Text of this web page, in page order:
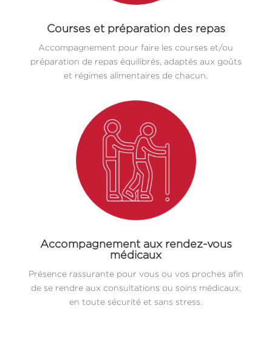
Courses et préparation des repas
Accompagnement pour faire les courses et/ou
préparation de repas équilibrés, adaptés aux goûts
et régimes alimentaires de chacun.
Accompagnement aux rendez-vous
médicaux
Présence rassurante pour vous ou vos proches afin
de se rendre aux consultations ou soins médicaux,
en toute sécurité et sans stress.